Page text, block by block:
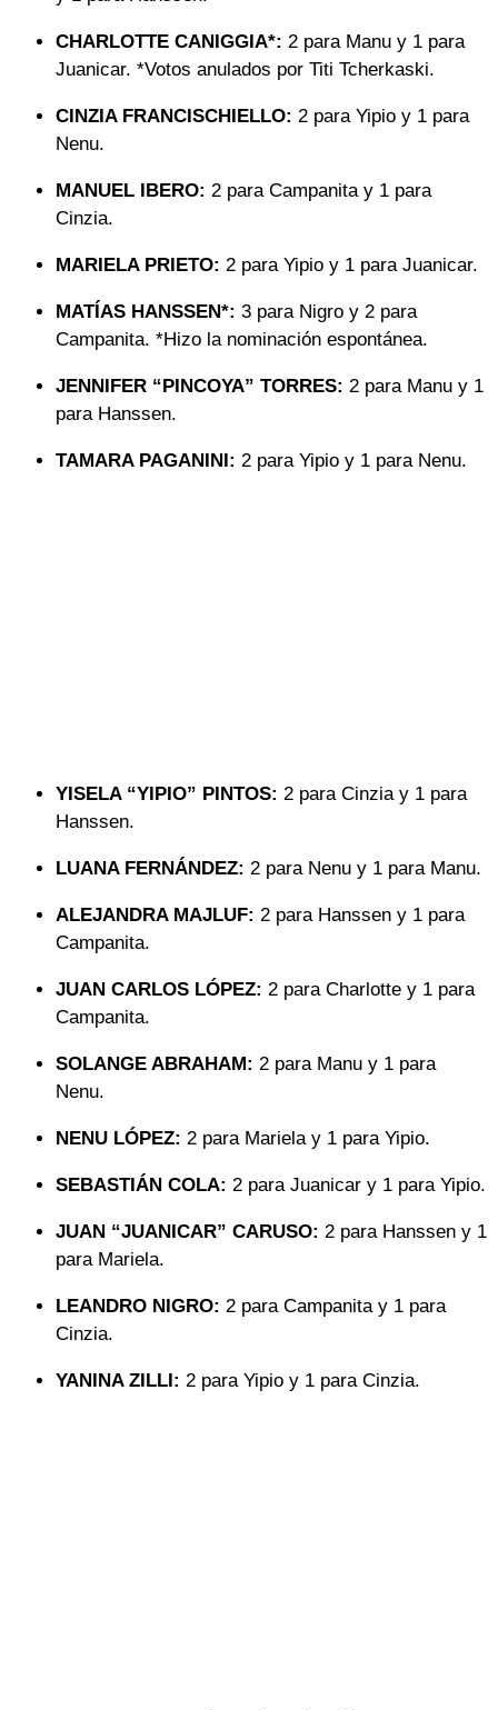
CHARLOTTE CANIGGIA*: 2 para Manu y 1 para
Juanicar. *Votos anulados por Titi Tcherkaski.
CINZIA FRANCISCHIELLO: 2 para Yipio y 1 para
Nenu.
MANUEL IBERO: 2 para Campanita y 1 para
Cinzia.
MARIELA PRIETO: 2 para Yipio y 1 para Juanicar.
MATÍAS HANSSEN*: 3 para Nigro y 2 para
Campanita. *Hizo la nominación espontánea.
JENNIFER “PINCOYA” TORRES: 2 para Manu y 1
para Hanssen.
TAMARA PAGANINI: 2 para Yipio y 1 para Nenu.
YISELA “YIPIO” PINTOS: 2 para Cinzia y 1 para
Hanssen.
LUANA FERNÁNDEZ: 2 para Nenu y 1 para Manu.
ALEJANDRA MAJLUF: 2 para Hanssen y 1 para
Campanita.
JUAN CARLOS LÓPEZ: 2 para Charlotte y 1 para
Campanita.
SOLANGE ABRAHAM: 2 para Manu y 1 para
Nenu.
NENU LÓPEZ: 2 para Mariela y 1 para Yipio.
SEBASTIÁN COLA: 2 para Juanicar y 1 para Yipio.
JUAN “JUANICAR” CARUSO: 2 para Hanssen y 1
para Mariela.
LEANDRO NIGRO: 2 para Campanita y 1 para
Cinzia.
YANINA ZILLI: 2 para Yipio y 1 para Cinzia.